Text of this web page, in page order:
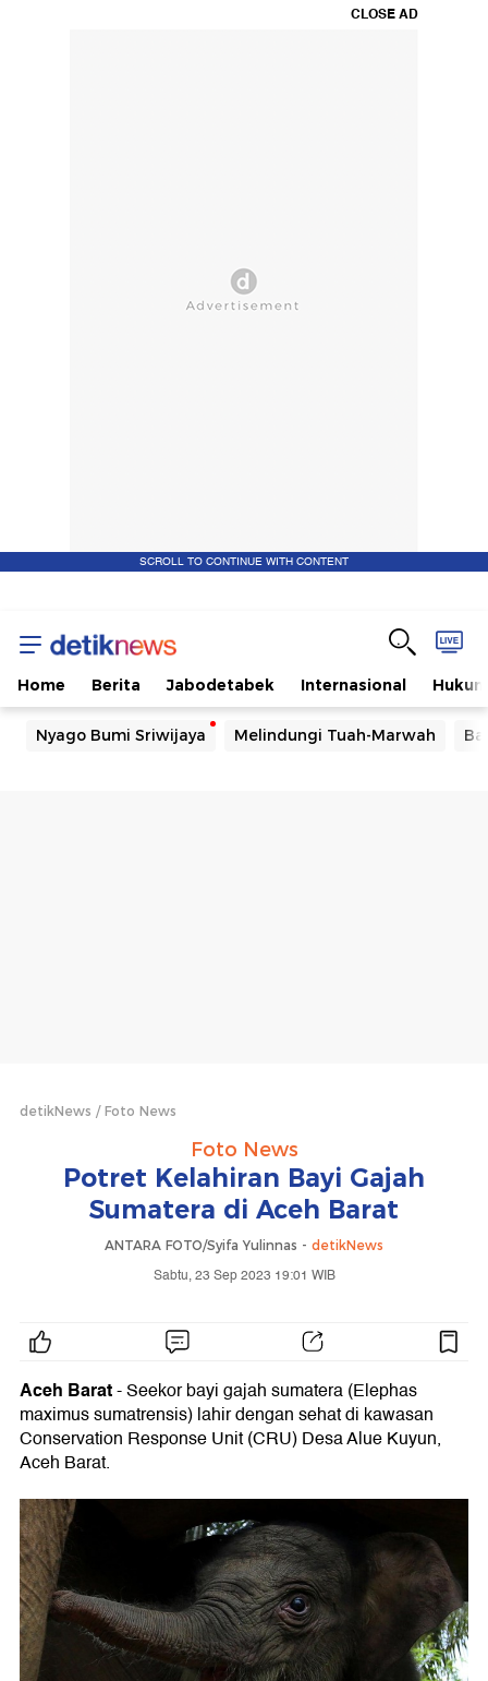
CLOSE AD
SCROLL TO CONTINUE WITH CONTENT
Home Berita Jabodetabek Internasional Hukum
Nyago Bumi Sriwijaya Melindungi Tuah-Marwah
detikNews Foto News
Foto News
Potret Kelahiran Bayi Gajah
Sumatera di Aceh Barat
ANTARA FOTO/Syifa Yulinnas - detikNews
Sabtu, 23 Sep 2023 19:01 WIB
Aceh Barat- Seekor bayi gajah sumatera (Elephas
maximus sumatrensis) lahir dengan sehat di kawasan
Conservation Response Unit (CRU) Desa Alue Kuyun,
Aceh Barat.